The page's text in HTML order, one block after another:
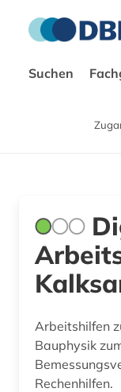
Suchen
Arbeitshilfen
Bauphysik
Rechenhilfen.